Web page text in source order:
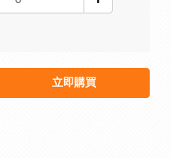
立即購買